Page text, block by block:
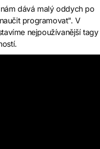
dává malý oddych po
programovat". V
nejpoužívanější tagy